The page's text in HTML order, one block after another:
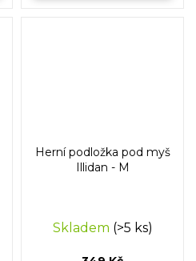
Herní podložka pod myš
Illidan - M
Skladem (>5 ks)